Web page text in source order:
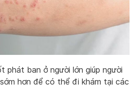
phát ban ở người lớn giúp người
hơn để có thể đi khám tại các